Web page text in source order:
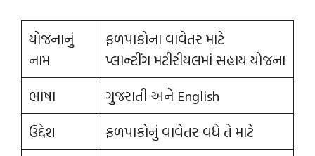
યોજનાનું
નામ
ફળપાકોના વાવેતર માટે
પ્લાન્ટીંગ મટીરીયલમાં સહાય યોજના
ભાષા
ગુજરાતી અને English
ઉદ્દેશ
ફળપાકોનું વાવેતર વધે તે માટે